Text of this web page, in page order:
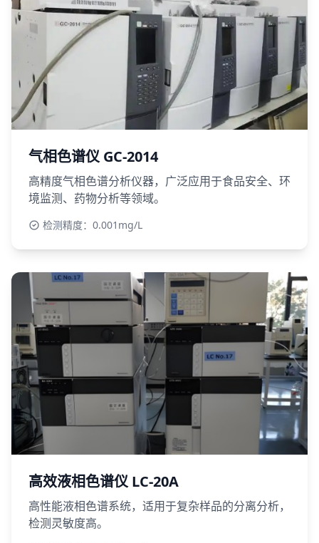
气相色谱仪 GC-2014
高精度气相色谱分析仪器，广泛应用于食品安全、环
境监测、药物分析等领域。
检测精度：0.001mg/L
高效液相色谱仪 LC-20A
高性能液相色谱系统，适用于复杂样品的分离分析，
检测灵敏度高。